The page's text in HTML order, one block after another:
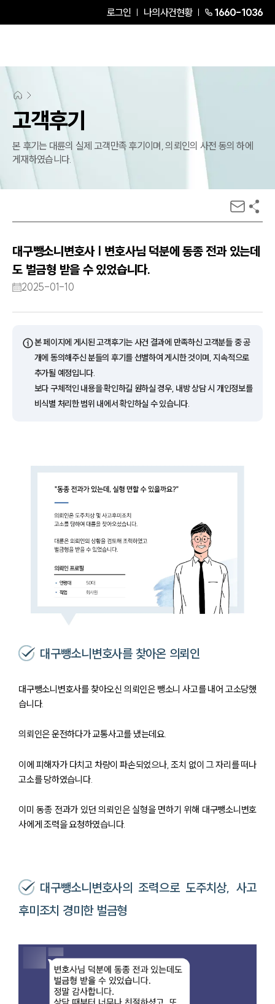
로그인 나의사건현황 1660-1036
고객후기
본 후기는 대륜의 실제 고객만족 후기이며, 의뢰인의 사전 동의 하에
게재하였습니다.
대구뺑소니변호사 | 변호사님 덕분에 동종 전과 있는데
도 벌금형 받을 수 있었습니다.
2025-01-10
ⓘ본 페이지에 게시된 고객후기는 사건 결과에 만족하신 고객분들 중 공
개에 동의해주신 분들의 후기를 선별하여 게시한 것이며, 지속적으로
추가될 예정입니다.
보다 구체적인 내용을 확인하길 원하실 경우, 내방 상담 시 개인정보를
비식별 처리한 범위 내에서 확인하실 수 있습니다.
대구뺑소니변호사를 찾아온 의뢰인
대구뺑소니변호사를 찾아오신 의뢰인은 뺑소니 사고를 내어 고소당했
습니다.
의뢰인은 운전하다가 교통사고를 냈는데요.
이에 피해자가 다치고 차량이 파손되었으나, 조치 없이 그 자리를 떠나
고소를 당하였습니다.
이미 동종 전과가 있던 의뢰인은 실형을 면하기 위해 대구뺑소니변호
사에게 조력을 요청하였습니다.
대구뺑소니변호사의 조력으로 도주치상, 사고
후미조치 경미한 벌금형